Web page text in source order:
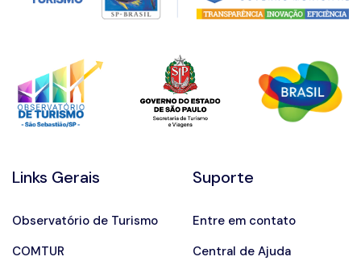
Links Gerais
Observatório de Turismo
COMTUR
Suporte
Entre em contato
Central de Ajuda